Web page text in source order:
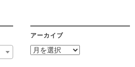
アーカイブ
ア